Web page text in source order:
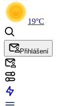
19°C
Přihlášení